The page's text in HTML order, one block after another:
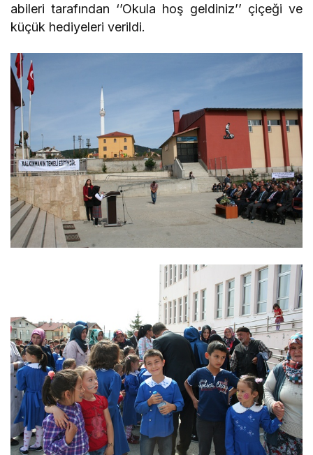
abileri tarafından ‘’Okula hoş geldiniz’’ çiçeği ve
küçük hediyeleri verildi.